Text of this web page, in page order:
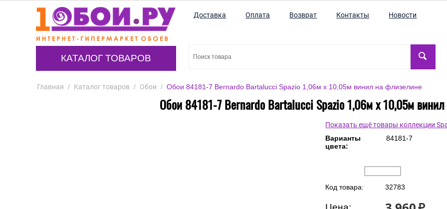
КАТАЛОГ ТОВАРОВ
Доставка Оплата Возврат Контакты Новости
Главная / Каталог товаров / Обои / Обои 84181-7 Bernardo Bartalucci Spazio 1,06м х 10,05м винил на флизелине
Обои 84181-7 Bernardo Bartalucci Spazio 1,06м х 10,05м
Показать ещё товары коллекции
Варианты
цвета:
84181-7
Код товара: 32783